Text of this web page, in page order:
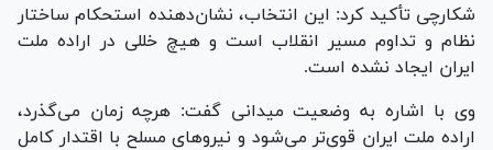
شکارچی تأکید کرد: این انتخاب، نشان‌دهنده استحکام ساختار
نظام و تداوم مسیر انقلاب است و هیچ خللی در اراده ملت
ایران ایجاد نشده است.
وی با اشاره به وضعیت میدانی گفت: هرچه زمان می‌گذرد،
اراده ملت ایران قوی‌تر می‌شود و نیرو‌های مسلح با اقتدار کامل